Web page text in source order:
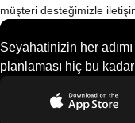
müşteri desteğimizle
Seyahatinizin her
planlaması hiç bu kadar